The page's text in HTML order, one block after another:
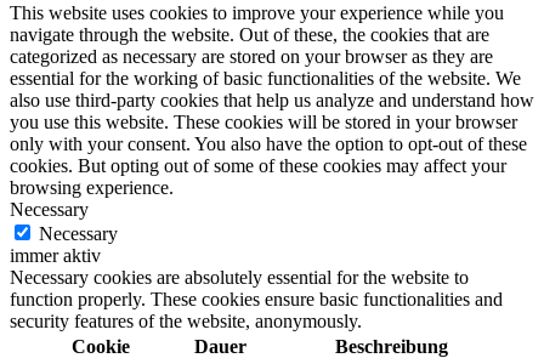
This website uses cookies to improve your experience while you
navigate through the website. Out of these, the cookies that are
categorized as necessary are stored on your browser as they are
essential for the working of basic functionalities of the website. We
also use third-party cookies that help us analyze and understand how
you use this website. These cookies will be stored in your browser
only with your consent. You also have the option to opt-out of these
cookies. But opting out of some of these cookies may affect your
browsing experience.
Necessary
Necessary
immer aktiv
Necessary cookies are absolutely essential for the website to
function properly. These cookies ensure basic functionalities and
security features of the website, anonymously.
Cookie
Dauer Beschreibung